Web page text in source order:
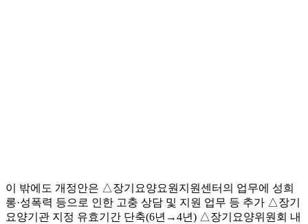
이 밖에도 개정안은 △장기요양요원지원센터의 업무에 성희
롱·성폭력 등으로 인한 고충 상담 및 지원 업무 등 추가 △장기
요양기관 지정 유효기간 단축(6년→4년) △장기요양위원회 내